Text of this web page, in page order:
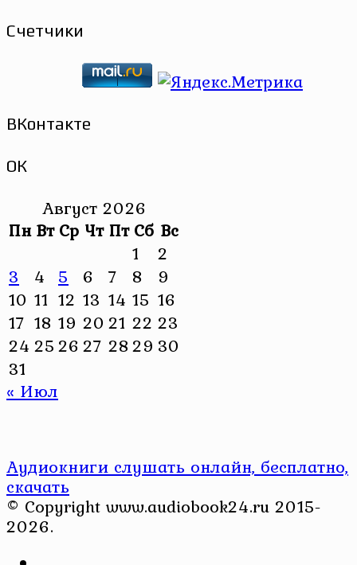
Счетчики
ВКонтакте
ОК
Август 2026
Пн Вт Ср Чт Пт Сб Вс
1
2
3
4 5 6 7 8
9
10 11 12 13 14 15 16
17 18 19 20 21 22 23
24 2526 27 2829 30
31
« Июл
Аудиокниги слушать онлайн, бесплатно,
скачать
© Copyright www.audiobook24.ru 2015-
2026.